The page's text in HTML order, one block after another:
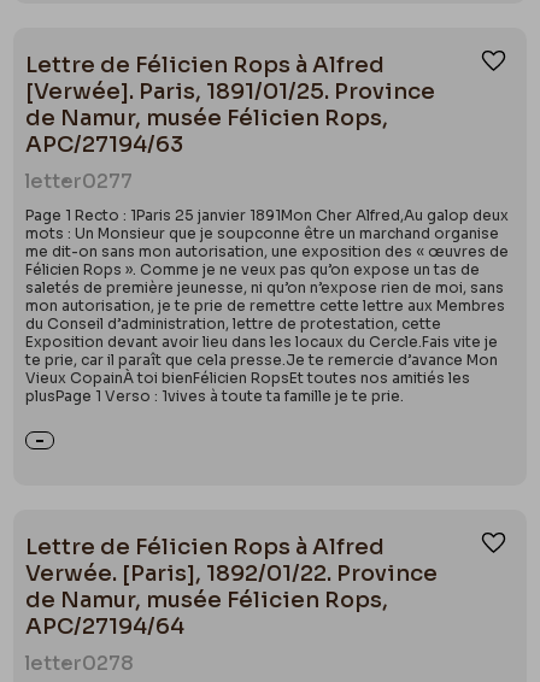
Lettre de Félicien Rops à Alfred
[Verwée]. Paris, 1891/01/25. Province
de Namur, musée Félicien Rops,
APC/27194/63
letter0277
Page 1 Recto : 1Paris 25 janvier 1891Mon Cher Alfred,Au galop deux
mots : Un Monsieur que je soupconne être un marchand organise
me dit-on sans mon autorisation, une exposition des « œuvres de
Félicien Rops ». Comme je ne veux pas qu’on expose un tas de
saletés de première jeunesse, ni qu’on n’expose rien de moi, sans
mon autorisation, je te prie de remettre cette lettre aux Membres
du Conseil d’administration, lettre de protestation, cette
Exposition devant avoir lieu dans les locaux du Cercle.Fais vite je
te prie, car il paraît que cela presse.Je te remercie d’avance Mon
Vieux CopainÀ toi bienFélicien RopsEt toutes nos amitiés les
plusPage 1 Verso : 1vives à toute ta famille je te prie.
Lettre de Félicien Rops à Alfred
Verwée. [Paris], 1892/01/22. Province
de Namur, musée Félicien Rops,
APC/27194/64
letter0278